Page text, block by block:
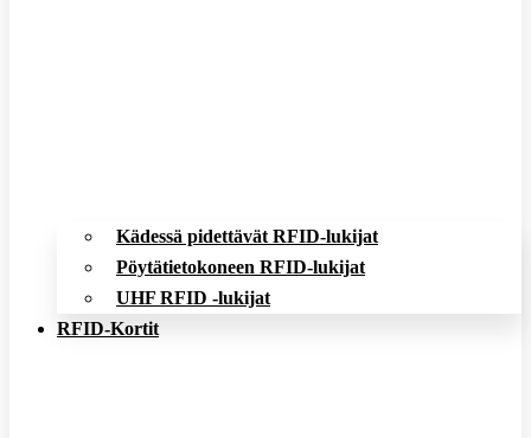
Kädessä pidettävät RFID-lukijat
Pöytätietokoneen RFID-lukijat
UHF RFID -lukijat
RFID-Kortit